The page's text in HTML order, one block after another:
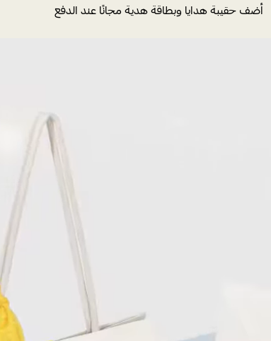
أضف حقيبة هدايا وبطاقة هدية مجانًا عند الدفع